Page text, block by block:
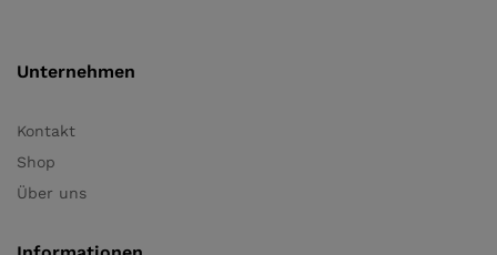
Unternehmen
Kontakt
Shop
Über uns